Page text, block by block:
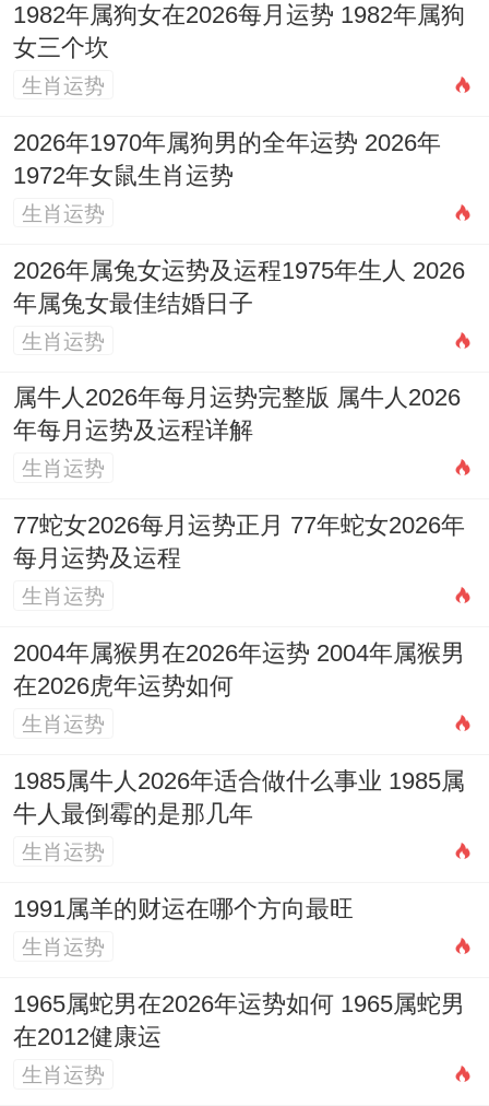
研」同「试水」的年份，适合从事与
「动」、「火」、「土」相关的行业，如电
等，但切忌因一时冲动而全身投入，因为财
星受克的整体格局未变，建议以小规模，轻
资产模式开始，或利用业余时间发展副业，
在「动」中积累经历 、观察市场，待时机更
成熟后再做大决定。
核心是「以土泄火，以金生水」，多学习，
沉淀（土），将过剩的精力转化为扎实的技
能与知识储备，关注与「金」相关的领域
（如金融，法律、精密技术），或佩戴白
色，金银色的饰品，以扶助财星，在办公桌
名】摆件，能强力催旺文昌运势，助益考
试，晋升、文案策划，让才华获得认可，从
三、感情婚姻运势详测：孤鸾逢驿马
3.1 单身属蛇女性的桃花运势怎样？
如前所述，「孤辰」星会带来一种「高处不
胜寒」或「知音难觅」的孤独感，可能自身
条件不错，但总觉得身边缺乏真正理解自己
的人，「红鸾」同「驿马」同宫，预示着正
缘桃花很可能来自远方。
1982年属狗女在2026每月运势 1982年属狗
女三个坎
生肖运势
2026年1970年属狗男的全年运势 2026年
1972年女鼠生肖运势
生肖运势
2026年属兔女运势及运程1975年生人 2026
年属兔女最佳结婚日子
生肖运势
属牛人2026年每月运势完整版 属牛人2026
年每月运势及运程详解
生肖运势
77蛇女2026每月运势正月 77年蛇女2026年
每月运势及运程
生肖运势
2004年属猴男在2026年运势 2004年属猴男
在2026虎年运势如何
生肖运势
1985属牛人2026年适合做什么事业 1985属
牛人最倒霉的是那几年
生肖运势
1991属羊的财运在哪个方向最旺
生肖运势
1965属蛇男在2026年运势如何 1965属蛇男
在2012健康运
生肖运势